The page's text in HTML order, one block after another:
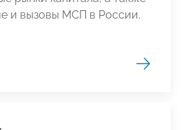
и вызовы МСП в России.